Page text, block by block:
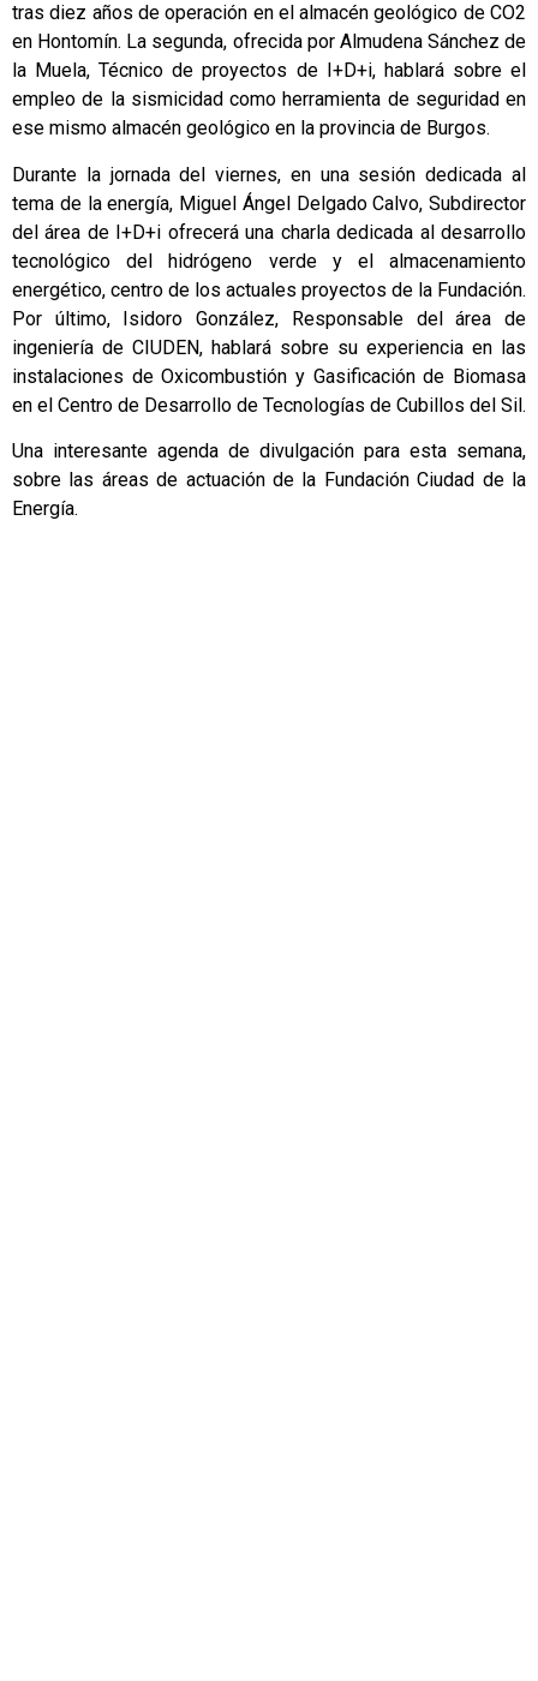
tras diez años de operación en el almacén geológico de CO2
en Hontomín. La segunda, ofrecida por Almudena Sánchez de
la Muela, Técnico de proyectos de I+D+i, hablará sobre el
empleo de la sismicidad como herramienta de seguridad en
ese mismo almacén geológico en la provincia de Burgos.
Durante la jornada del viernes, en una sesión dedicada al
tema de la energía, Miguel Ángel Delgado Calvo, Subdirector
del área de I+D+i ofrecerá una charla dedicada al desarrollo
tecnológico del hidrógeno verde y el almacenamiento
energético, centro de los actuales proyectos de la Fundación.
Por último, Isidoro González, Responsable del área de
ingeniería de CIUDEN, hablará sobre su experiencia en las
instalaciones de Oxicombustión y Gasificación de Biomasa
en el Centro de Desarrollo de Tecnologías de Cubillos del Sil.
Una interesante agenda de divulgación para esta semana,
sobre las áreas de actuación de la Fundación Ciudad de la
Energía.